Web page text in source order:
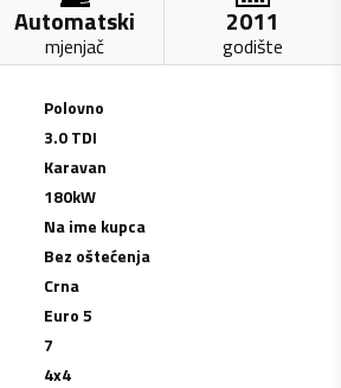
Automatski
mjenjač
2011
godište
Polovno
3.0 TDI
Karavan
180kW
Na ime kupca
Bez oštećenja
Crna
Euro 5
7
4x4